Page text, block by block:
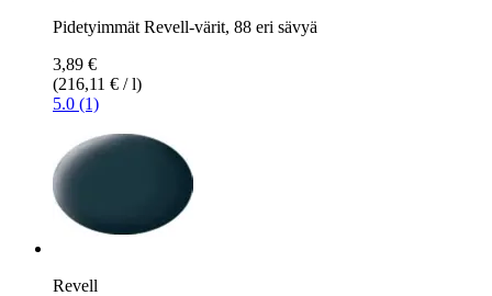
Pidetyimmät Revell-värit, 88 eri sävyä
3,89 €
(216,11 € / l)
5.0 (1)
Revell